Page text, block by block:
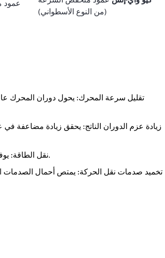
(من النوع الأسطواني)
تقليل سرعة المحرك: يحول دوران المحرك
زيادة عزم الدوران الناتج: يحقق زيادة مضاعفة في
نقل الطاقة: يوفر الطاقة المطلوبة وسرعة التشغيل من المعدات إلى آليات العمل.
تخميد صدمات نقل الحركة: يمتص أحمال الصدمات